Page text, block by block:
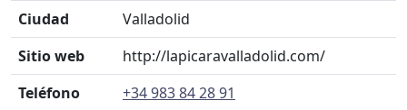
Ciudad
Valladolid
Sitio web
http://lapicaravalladolid.com/
Teléfono
+34 983 84 28 91